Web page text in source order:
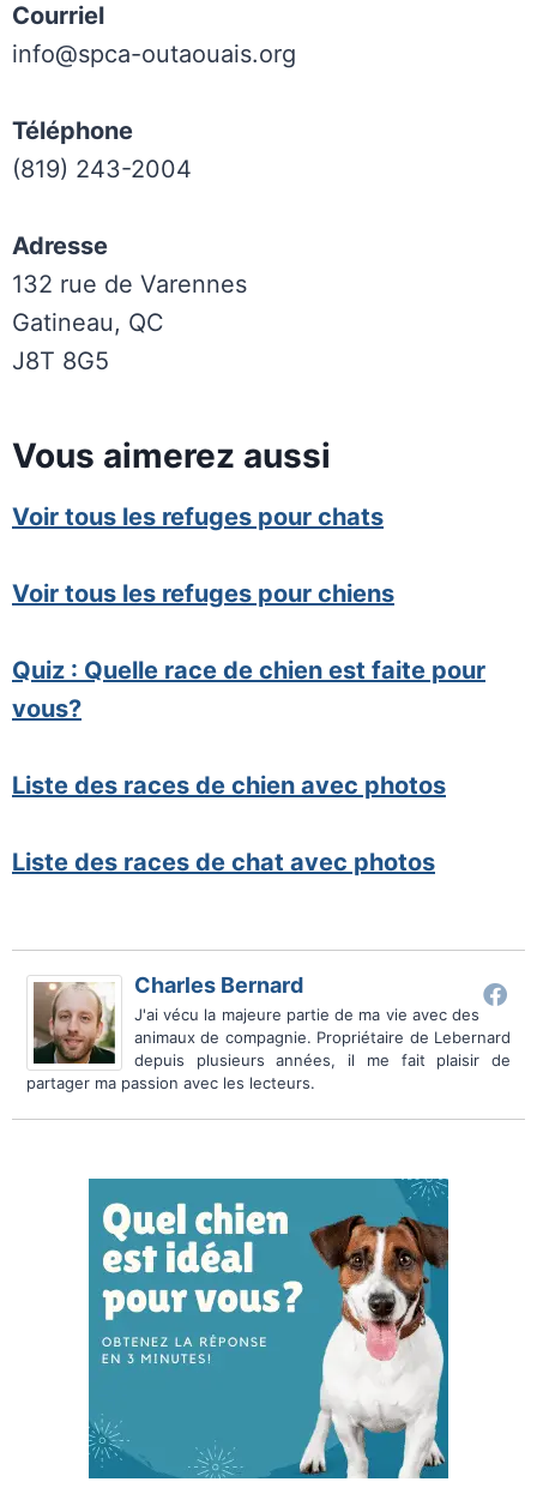
Courriel
info@spca-outaouais.org
Téléphone
(819) 243-2004
Adresse
132 rue de Varennes
Gatineau, QC
J8T 8G5
Vous aimerez aussi
Voir tous les refuges pour chats
Voir tous les refuges pour chiens
Quiz : Quelle race de chien est faite pour
vous?
Liste des races de chien avec photos
Liste des races de chat avec photos
Charles Bernard
J'ai vécu la majeure partie de ma vie avec des
animaux de compagnie. Propriétaire de Lebernard
depuis plusieurs années, il me fait plaisir de
partager ma passion avec les lecteurs.